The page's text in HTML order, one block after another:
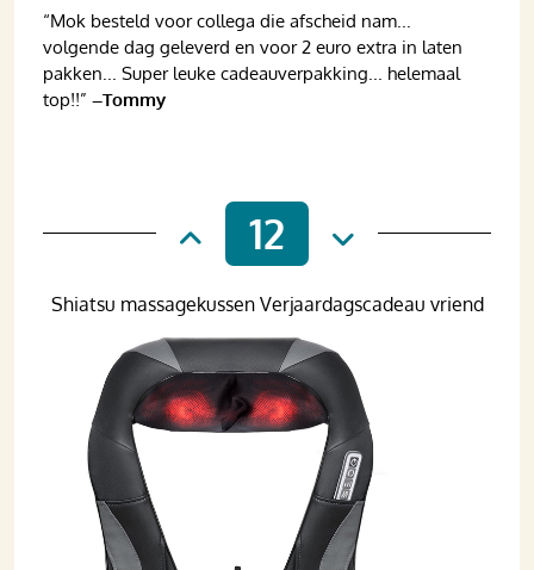
“Mok besteld voor collega die afscheid nam...
volgende dag geleverd en voor 2 euro extra in laten
pakken... Super leuke cadeauverpakking... helemaal
top!!” –Tommy
12
Shiatsu massagekussen Verjaardagscadeau vriend